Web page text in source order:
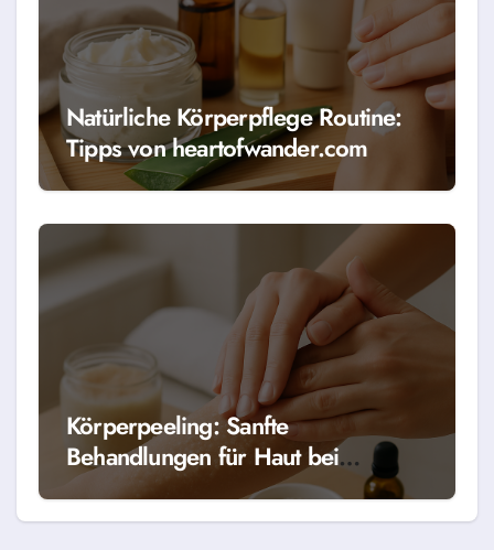
Natürliche Körperpflege Routine:
Tipps von heartofwander.com
Körperpeeling: Sanfte
Behandlungen für Haut bei
HeartOfWander